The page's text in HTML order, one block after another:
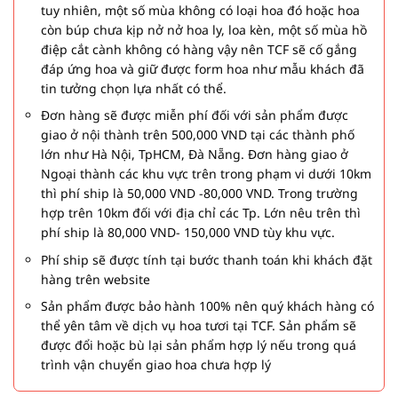
tuy nhiên, một số mùa không có loại hoa đó hoặc hoa
còn búp chưa kịp nở nở hoa ly, loa kèn, một số mùa hồ
điệp cắt cành không có hàng vậy nên TCF sẽ cố gắng
đáp ứng hoa và giữ được form hoa như mẫu khách đã
tin tưởng chọn lựa nhất có thể.
Đơn hàng sẽ được miễn phí đối với sản phẩm được
giao ở nội thành trên 500,000 VND tại các thành phố
lớn như Hà Nội, TpHCM, Đà Nẵng. Đơn hàng giao ở
Ngoại thành các khu vực trên trong phạm vi dưới 10km
thì phí ship là 50,000 VND -80,000 VND. Trong trường
hợp trên 10km đối với địa chỉ các Tp. Lớn nêu trên thì
phí ship là 80,000 VND- 150,000 VND tùy khu vực.
Phí ship sẽ được tính tại bước thanh toán khi khách đặt
hàng trên website
Sản phẩm được bảo hành 100% nên quý khách hàng có
thể yên tâm về dịch vụ hoa tươi tại TCF. Sản phẩm sẽ
được đổi hoặc bù lại sản phẩm hợp lý nếu trong quá
trình vận chuyển giao hoa chưa hợp lý